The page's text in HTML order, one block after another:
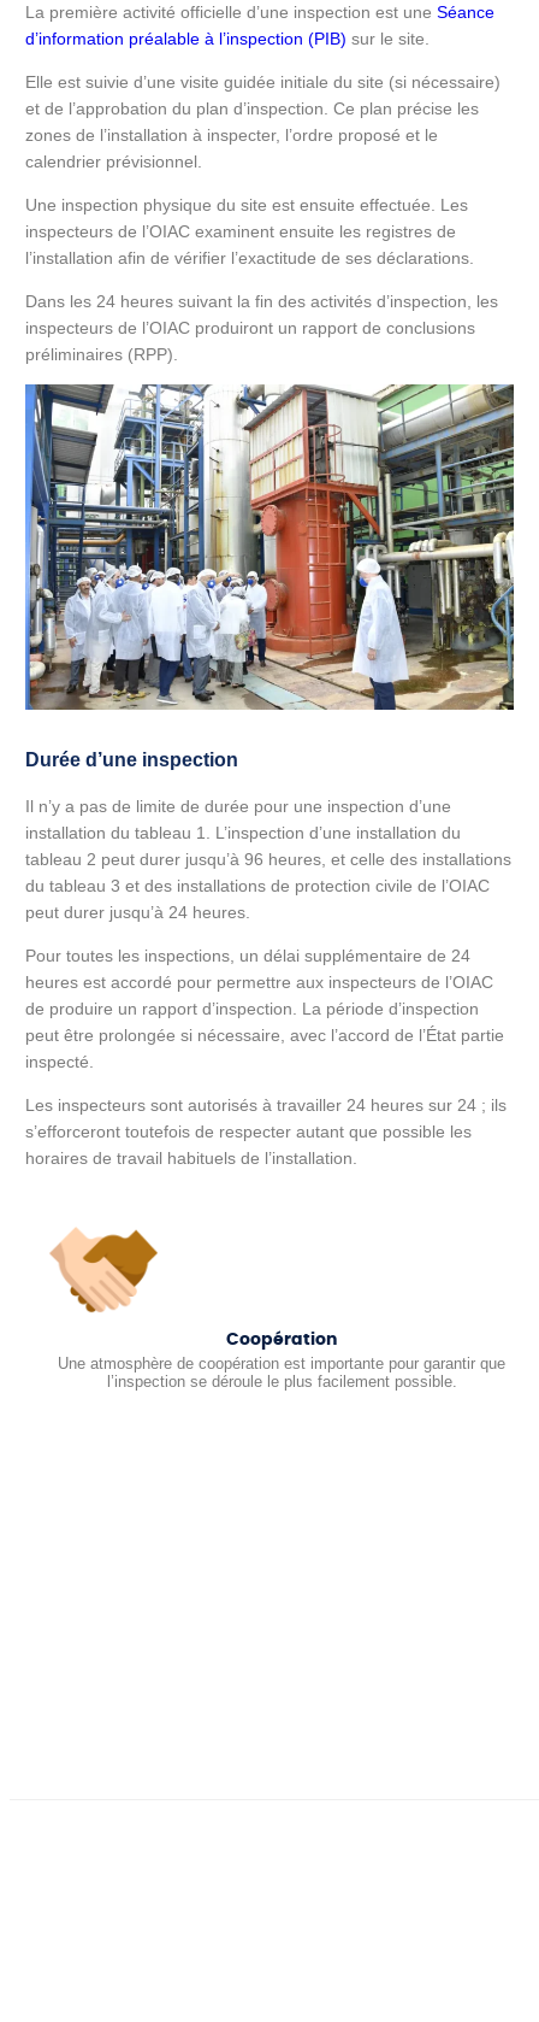
La première activité officielle d’une inspection est uneSéance
d’information préalable à l’inspection (PIB) sur le site.
Elle est suivie d’une visite guidée initiale du site (si nécessaire)
et de l’approbation du plan d’inspection. Ce plan précise les
zones de l’installation à inspecter, l’ordre proposé et le
calendrier prévisionnel.
Une inspection physique du site est ensuite effectuée. Les
inspecteurs de l’OIAC examinent ensuite les registres de
l’installation afin de vérifier l’exactitude de ses déclarations.
Dans les 24 heures suivant la fin des activités d’inspection, les
inspecteurs de l’OIAC produiront un rapport de conclusions
préliminaires (RPP).
Durée d’une inspection
Il n’y a pas de limite de durée pour une inspection d’une
installation du tableau 1. L’inspection d’une installation du
tableau 2 peut durer jusqu’à 96 heures, et celle des installations
du tableau 3 et des installations de protection civile de l’OIAC
peut durer jusqu’à 24 heures.
Pour toutes les inspections, un délai supplémentaire de 24
heures est accordé pour permettre aux inspecteurs de l’OIAC
de produire un rapport d’inspection. La période d’inspection
peut être prolongée si nécessaire, avec l’accord de l’État partie
inspecté.
Les inspecteurs sont autorisés à travailler 24 heures sur 24 ; ils
s’efforceront toutefois de respecter autant que possible les
horaires de travail habituels de l’installation.
Coopération
Une atmosphère de coopération est importante pour garantir que
l’inspection se déroule le plus facilement possible.